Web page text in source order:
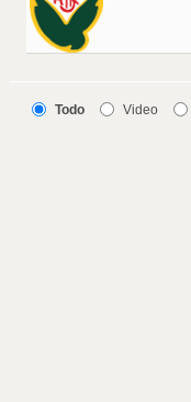
Todo Video